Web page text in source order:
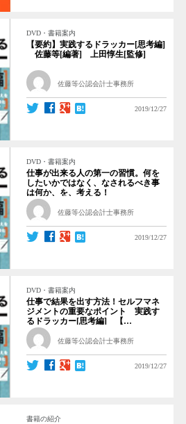
DVD・書籍案内
【要約】実践するドラッカー[思考編]
佐藤等[編著] 上田惇生[監修]
佐藤等公認会計士事務所
2019/12/27
DVD・書籍案内
仕事が出来る人の第一の習慣。何を
したいかではなく、なされるべき事
は何か、を、考える！
佐藤等公認会計士事務所
2019/12/27
DVD・書籍案内
仕事で結果を出す方法！セルフマネ
ジメントの重要なポイント 実践す
るドラッカー[思考編] 【…
佐藤等公認会計士事務所
2019/12/27
書籍の紹介